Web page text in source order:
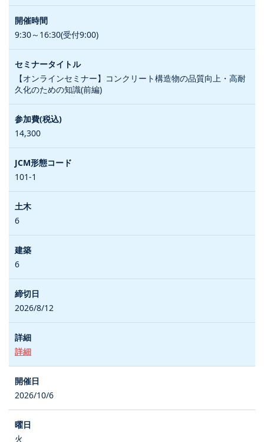
9:30～16:30(受付9:00)
【オンラインセミナー】コンクリート構造物の品質向上・高耐
久化のための知識(前編)
14,300
101-1
6
6
2026/8/12
詳細
2026/10/6
火